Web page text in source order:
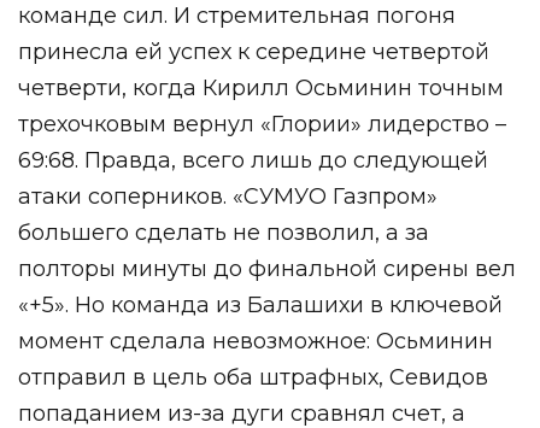
команде сил. И стремительная погоня
принесла ей успех к середине четвертой
четверти, когда Кирилл Осьминин точным
трехочковым вернул «Глории» лидерство –
69:68. Правда, всего лишь до следующей
атаки соперников. «СУМУО Газпром»
большего сделать не позволил, а за
полторы минуты до финальной сирены вел
«+5». Но команда из Балашихи в ключевой
момент сделала невозможное: Осьминин
отправил в цель оба штрафных, Севидов
попаданием из-за дуги сравнял счет, а